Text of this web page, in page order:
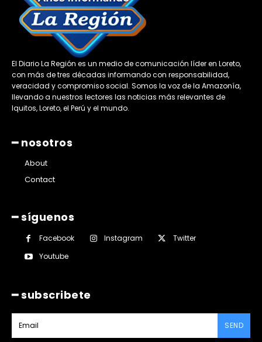
El Diario La Región es un medio de comunicación líder en Loreto,
con más de tres décadas informando con responsabilidad,
veracidad y compromiso social. Somos la voz de la Amazonía,
llevando a nuestros lectores las noticias más relevantes de
Iquitos, Loreto, el Perú y el mundo.
━ nosotros
About
Contact
━ síguenos
Facebook Instagram
Twitter
Youtube
━ subscribete
SEND